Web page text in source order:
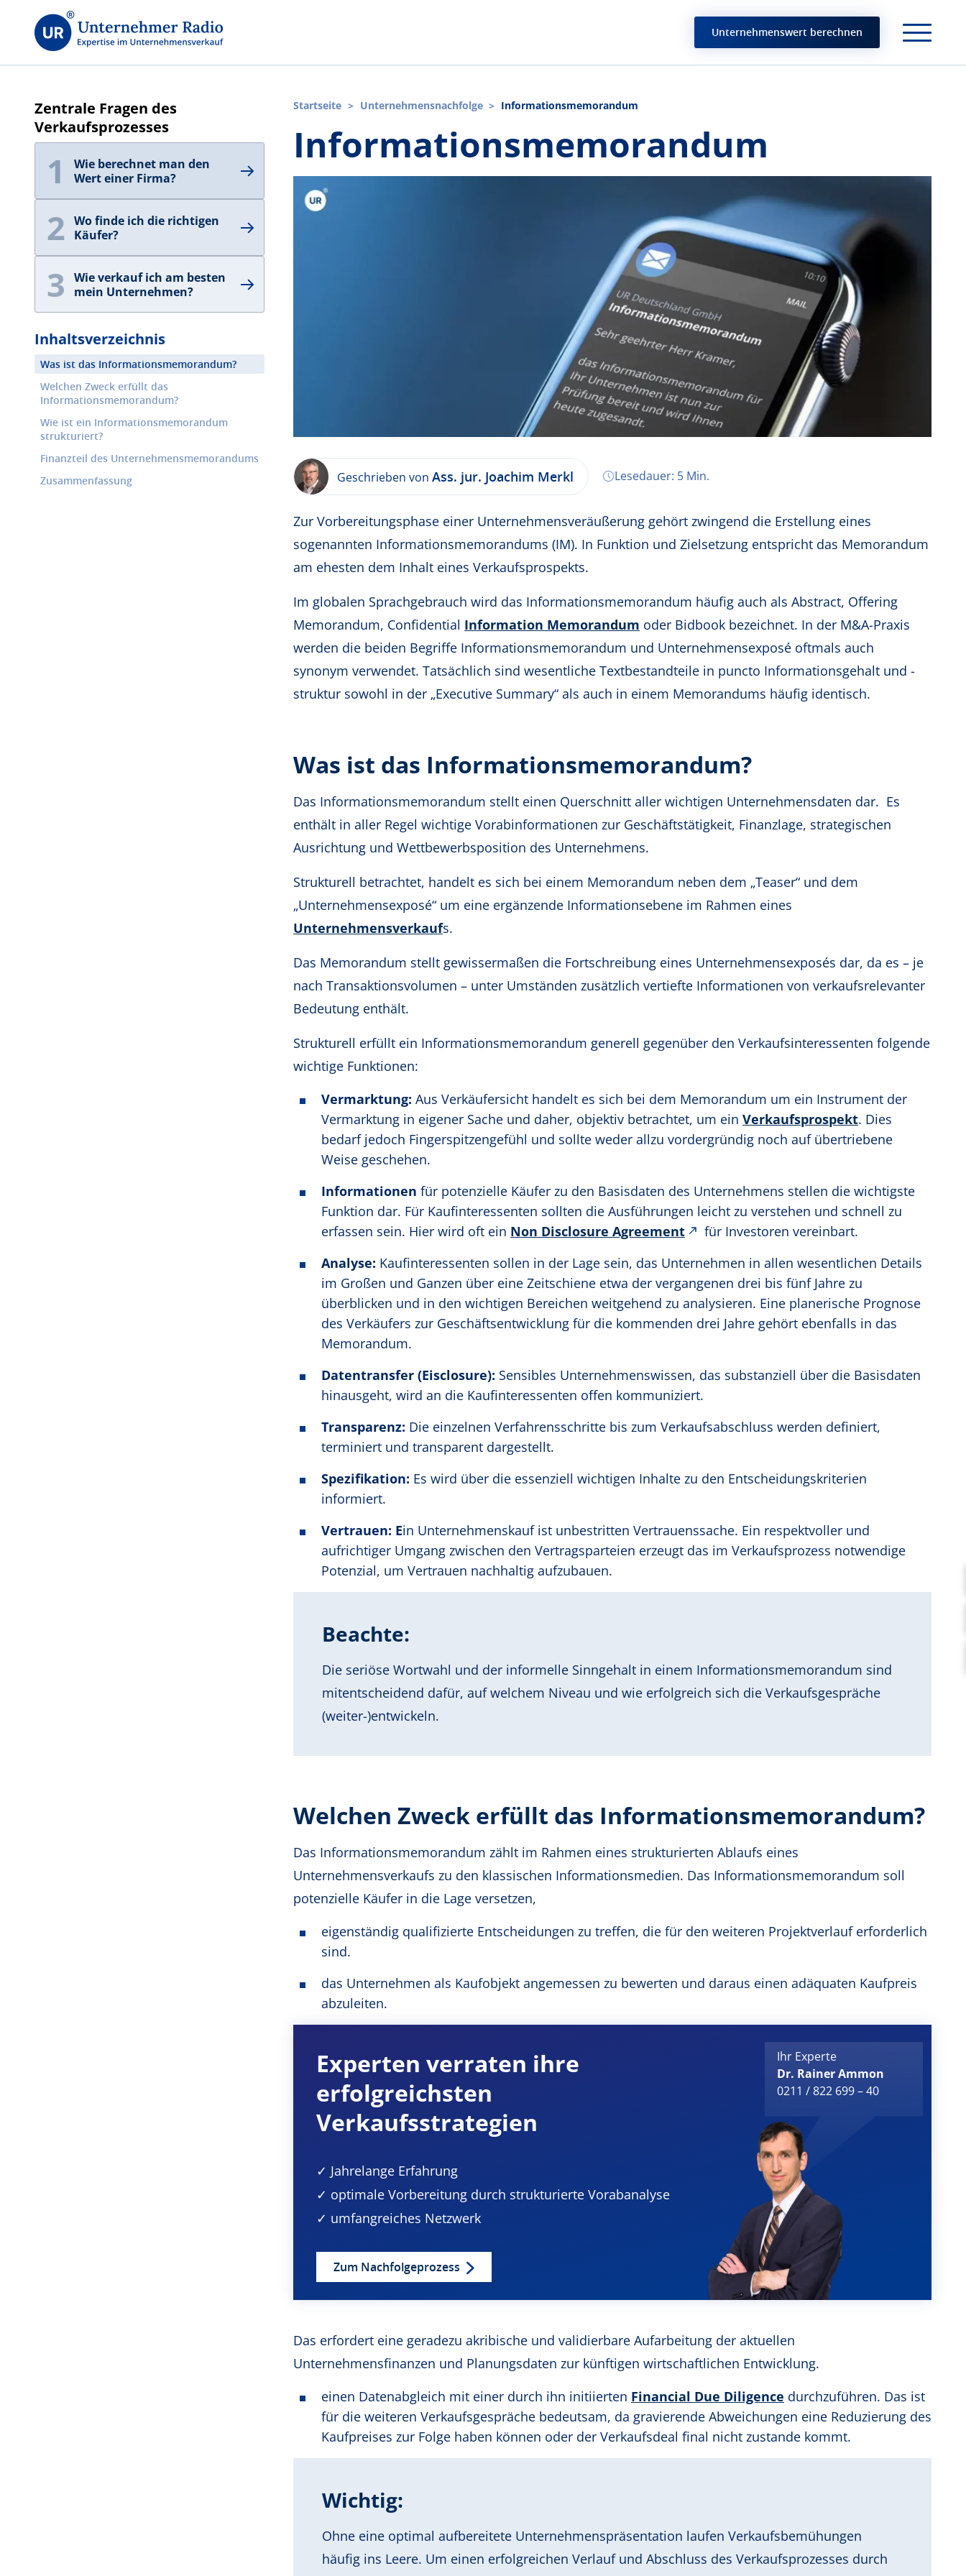
Unternehmenswert berechnen
Startseite > Unternehmensnachfolge > Informationsmemorandum
Informationsmemorandum
Zentrale Fragen des
Verkaufsprozesses
1
Wie berechnet man den
Wert einer Firma?
2
Wo finde ich die richtigen
Käufer?
3
Wie verkauf ich am besten
mein Unternehmen?
Inhaltsverzeichnis
Was ist das Informationsmemorandum?
Welchen Zweck erfüllt das
Informationsmemorandum?
Wie ist ein Informationsmemorandum
strukturiert?
Finanzteil des Unternehmensmemorandums
Zusammenfassung
Geschrieben von Ass. jur. Joachim Merkl Lesedauer: 5 Min.
Zur Vorbereitungsphase einer Unternehmensveräußerung gehört zwingend die Erstellung eines
sogenannten Informationsmemorandums (IM). In Funktion und Zielsetzung entspricht das Memorandum
am ehesten dem Inhalt eines Verkaufsprospekts.
Im globalen Sprachgebrauch wird das Informationsmemorandum häufig auch als Abstract, Offering
Memorandum, Confidential Information Memorandum oder Bidbook bezeichnet. In der M&A-Praxis
werden die beiden Begriffe Informationsmemorandum und Unternehmensexposé oftmals auch
synonym verwendet. Tatsächlich sind wesentliche Textbestandteile in puncto Informationsgehalt und -
struktur sowohl in der „Executive Summary“ als auch in einem Memorandums häufig identisch.
Was ist das Informationsmemorandum?
Das Informationsmemorandum stellt einen Querschnitt aller wichtigen Unternehmensdaten dar. Es
enthält in aller Regel wichtige Vorabinformationen zur Geschäftstätigkeit, Finanzlage, strategischen
Ausrichtung und Wettbewerbsposition des Unternehmens.
Strukturell betrachtet, handelt es sich bei einem Memorandum neben dem „Teaser“ und dem
„Unternehmensexposé“ um eine ergänzende Informationsebene im Rahmen eines
Unternehmensverkaufs.
Das Memorandum stellt gewissermaßen die Fortschreibung eines Unternehmensexposés dar, da es – je
nach Transaktionsvolumen – unter Umständen zusätzlich vertiefte Informationen von verkaufsrelevanter
Bedeutung enthält.
Strukturell erfüllt ein Informationsmemorandum generell gegenüber den Verkaufsinteressenten folgende
wichtige Funktionen:
Vermarktung: Aus Verkäufersicht handelt es sich bei dem Memorandum um ein Instrument der
Vermarktung in eigener Sache und daher, objektiv betrachtet, um ein Verkaufsprospekt. Dies
bedarf jedoch Fingerspitzengefühl und sollte weder allzu vordergründig noch auf übertriebene
Weise geschehen.
Informationen für potenzielle Käufer zu den Basisdaten des Unternehmens stellen die wichtigste
Funktion dar. Für Kaufinteressenten sollten die Ausführungen leicht zu verstehen und schnell zu
erfassen sein. Hier wird oft ein Non Disclosure Agreement
für Investoren vereinbart.
Analyse: Kaufinteressenten sollen in der Lage sein, das Unternehmen in allen wesentlichen Details
im Großen und Ganzen über eine Zeitschiene etwa der vergangenen drei bis fünf Jahre zu
überblicken und in den wichtigen Bereichen weitgehend zu analysieren. Eine planerische Prognose
des Verkäufers zur Geschäftsentwicklung für die kommenden drei Jahre gehört ebenfalls in das
Memorandum.
Datentransfer (Eisclosure): Sensibles Unternehmenswissen, das substanziell über die Basisdaten
hinausgeht, wird an die Kaufinteressenten offen kommuniziert.
Transparenz: Die einzelnen Verfahrensschritte bis zum Verkaufsabschluss werden definiert,
terminiert und transparent dargestellt.
Spezifikation: Es wird über die essenziell wichtigen Inhalte zu den Entscheidungskriterien
informiert.
Vertrauen: Ein Unternehmenskauf ist unbestritten Vertrauenssache. Ein respektvoller und
aufrichtiger Umgang zwischen den Vertragsparteien erzeugt das im Verkaufsprozess notwendige
Potenzial, um Vertrauen nachhaltig aufzubauen.
Beachte:
Die seriöse Wortwahl und der informelle Sinngehalt in einem Informationsmemorandum sind
mitentscheidend dafür, auf welchem Niveau und wie erfolgreich sich die Verkaufsgespräche
(weiter-)entwickeln.
Welchen Zweck erfüllt das Informationsmemorandum?
Das Informationsmemorandum zählt im Rahmen eines strukturierten Ablaufs eines
Unternehmensverkaufs zu den klassischen Informationsmedien. Das Informationsmemorandum soll
potenzielle Käufer in die Lage versetzen,
eigenständig qualifizierte Entscheidungen zu treffen, die für den weiteren Projektverlauf erforderlich
sind.
das Unternehmen als Kaufobjekt angemessen zu bewerten und daraus einen adäquaten Kaufpreis
abzuleiten.
Experten verraten ihre
erfolgreichsten
Verkaufsstrategien
✓ Jahrelange Erfahrung
✓ optimale Vorbereitung durch strukturierte Vorabanalyse
✓ umfangreiches Netzwerk
Zum Nachfolgeprozess
Ihr Experte
Dr. Rainer Ammon
0211 / 822 699 – 40
Das erfordert eine geradezu akribische und validierbare Aufarbeitung der aktuellen
Unternehmensfinanzen und Planungsdaten zur künftigen wirtschaftlichen Entwicklung.
einen Datenabgleich mit einer durch ihn initiierten Financial Due Diligence durchzuführen. Das ist
für die weiteren Verkaufsgespräche bedeutsam, da gravierende Abweichungen eine Reduzierung des
Kaufpreises zur Folge haben können oder der Verkaufsdeal final nicht zustande kommt.
Wichtig:
Ohne eine optimal aufbereitete Unternehmenspräsentation laufen Verkaufsbemühungen
häufig ins Leere. Um einen erfolgreichen Verlauf und Abschluss des Verkaufsprozesses durch